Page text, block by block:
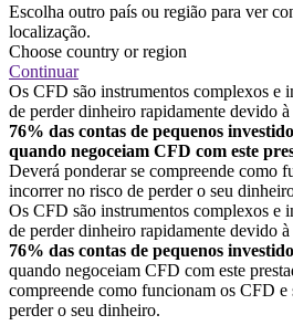
Escolha outro país ou região para ver
localização.
Choose country or region
Continuar
Os CFD são instrumentos complexos e
de perder dinheiro rapidamente devido à
76% das contas de pequenos
quando negoceiam CFD com este
Deverá ponderar se compreende como
incorrer no risco de perder o seu
Os CFD são instrumentos complexos e
de perder dinheiro rapidamente devido à
76% das contas de pequenos
quando negoceiam CFD com este
compreende como funcionam os CFD
perder o seu dinheiro.